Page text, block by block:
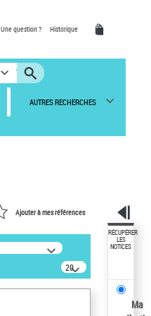
Une question ? Historique
AUTRES RECHERCHES
Ajouter à mes références
20
résultats/page
RÉCUPÉRER
LES
NOTICES
Ma